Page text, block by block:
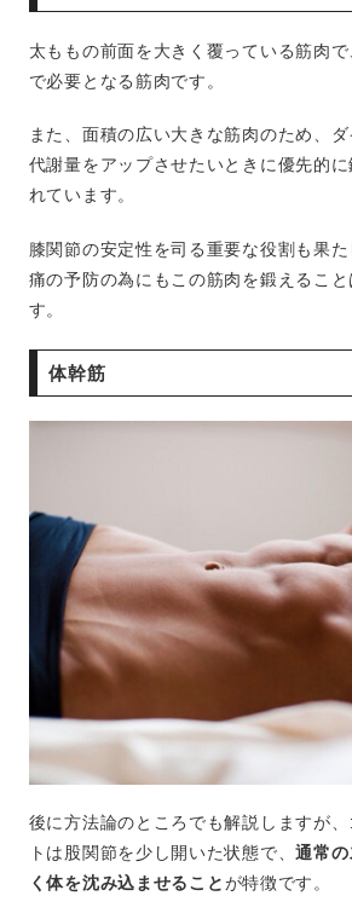
太ももの前面を大きく覆っている筋肉
で必要となる筋肉です。
また、面積の広い大きな筋肉のため、
代謝量をアップさせたいときに優先的
れています。
膝関節の安定性を司る重要な役割も果
痛の予防の為にもこの筋肉を鍛えること
す。
体幹筋
後に方法論のところでも解説しますが
トは股関節を少し開いた状態で、通常
く体を沈み込ませること が特徴です。